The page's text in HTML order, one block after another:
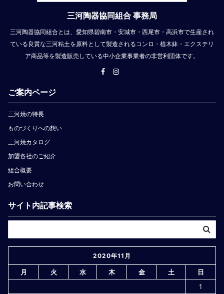
三河陶器協同組合 事務局
三河陶器協同組合とは、愛知県碧南市・安城市・西尾市・高浜市で生産され
ている良質な三河粘土を原料として製造されるコンロ・植木鉢・エクステリ
ア商品等を製造販売している中小企業事業者の非営利団体です。
ご案内ページ
三河焼の特長
ものづくりへの想い
三河焼カタログ
加盟各社のご紹介
組合概要
お問い合わせ
サイト内記事検索
2020年11月
月 火 水 木 金 土
日
1